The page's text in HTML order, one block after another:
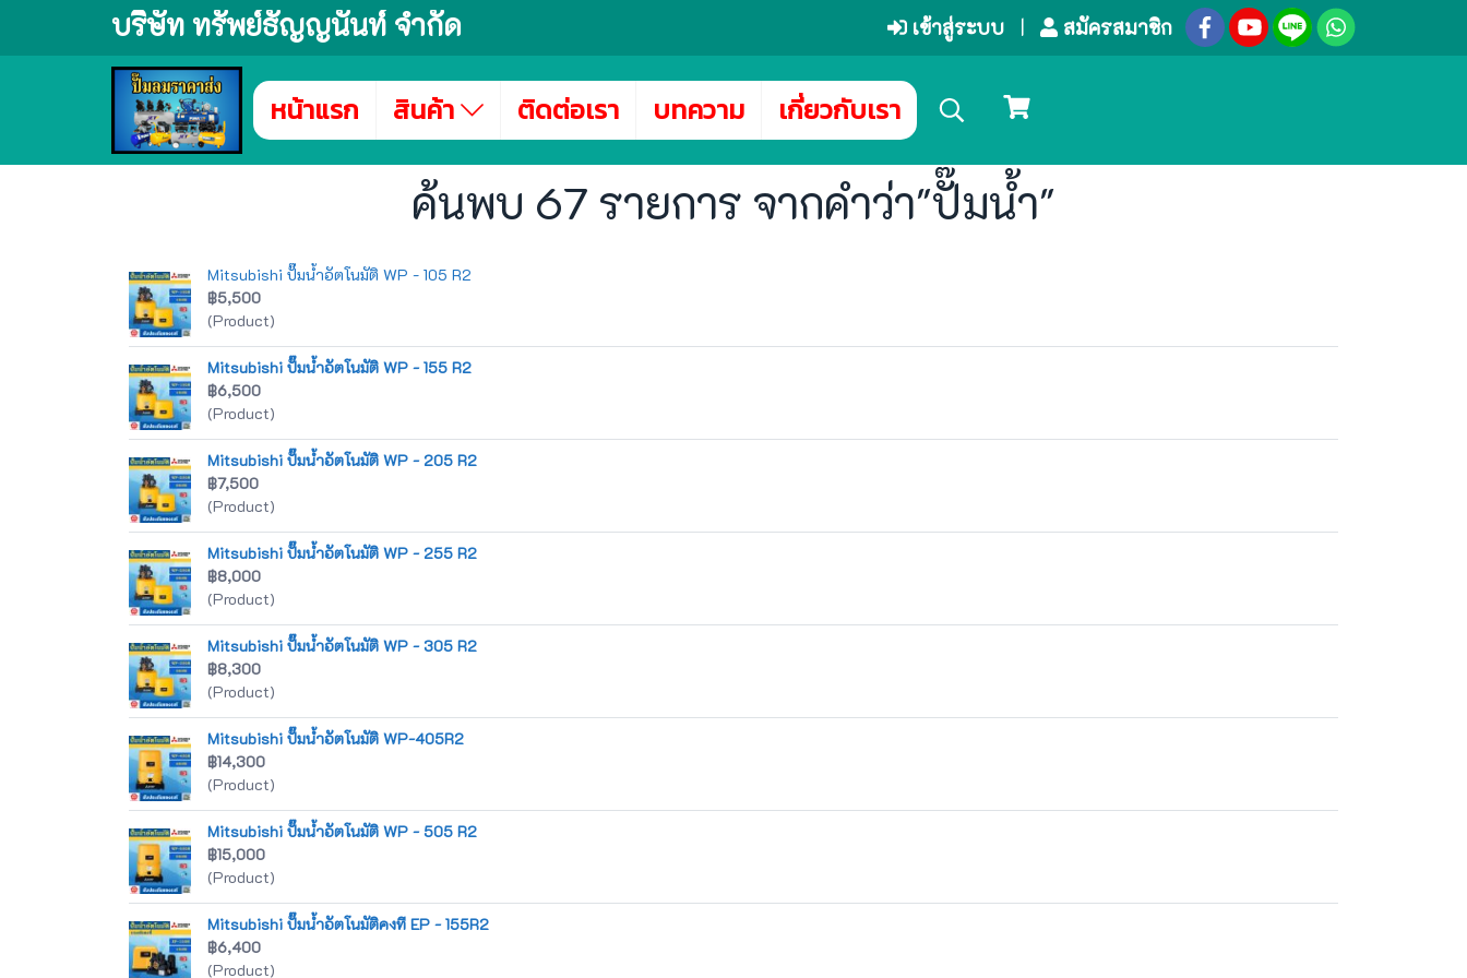
บริษัท ทรัพย์ธัญญนันท์ จำกัด เข้าสู่ระบบ สมัครสมาชิก
หน้าแรก สินค้า ติดต่อเรา บทความ เกี่ยวกับเรา
ค้นพบ 67 รายการ จากคำว่า"ปั๊มน้ำ"
Mitsubishi ปั๊มน้ำอัตโนมัติ WP - 105 R2
฿5,500
(Product)
Mitsubishi ปั๊มน้ำอัตโนมัติ WP - 155 R2
฿6,500
(Product)
Mitsubishi ปั๊มน้ำอัตโนมัติ WP - 205 R2
฿7,500
(Product)
Mitsubishi ปั๊มน้ำอัตโนมัติ WP - 255 R2
฿8,000
(Product)
Mitsubishi ปั๊มน้ำอัตโนมัติ WP - 305 R2
฿8,300
(Product)
Mitsubishi ปั๊มน้ำอัตโนมัติ WP-405R2
฿14,300
(Product)
Mitsubishi ปั๊มน้ำอัตโนมัติ WP - 505 R2
฿15,000
(Product)
Mitsubishi ปั๊มน้ำอัตโนมัติคงที EP - 155R2
฿6,400
(Product)